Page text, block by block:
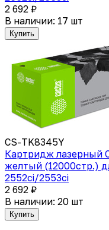
2 692 ₽
В наличии: 17 шт
Купить
CS-TK8345Y
Картридж лазерный
желтый (12000стр.)
2552ci/2553ci
2 692 ₽
В наличии: 20 шт
Купить